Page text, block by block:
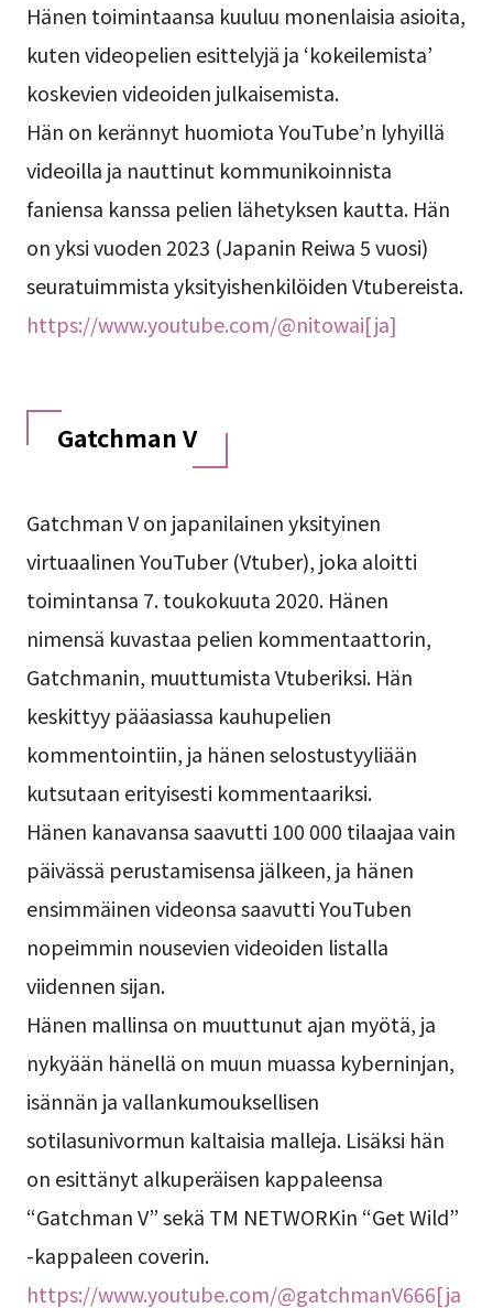
Hänen toimintaansa kuuluu monenlaisia asioita,
kuten videopelien esittelyjä ja ‘kokeilemista’
koskevien videoiden julkaisemista.
Hän on kerännyt huomiota YouTube’n lyhyillä
videoilla ja nauttinut kommunikoinnista
faniensa kanssa pelien lähetyksen kautta. Hän
on yksi vuoden 2023 (Japanin Reiwa 5 vuosi)
seuratuimmista yksityishenkilöiden Vtubereista.
https://www.youtube.com/@nitowai[ja]
Gatchman V
Gatchman V on japanilainen yksityinen
virtuaalinen YouTuber (Vtuber), joka aloitti
toimintansa 7. toukokuuta 2020. Hänen
nimensä kuvastaa pelien kommentaattorin,
Gatchmanin, muuttumista Vtuberiksi. Hän
keskittyy pääasiassa kauhupelien
kommentointiin, ja hänen selostustyyliään
kutsutaan erityisesti kommentaariksi.
Hänen kanavansa saavutti 100 000 tilaajaa vain
päivässä perustamisensa jälkeen, ja hänen
ensimmäinen videonsa saavutti YouTuben
nopeimmin nousevien videoiden listalla
viidennen sijan.
Hänen mallinsa on muuttunut ajan myötä, ja
nykyään hänellä on muun muassa kyberninjan,
isännän ja vallankumouksellisen
sotilasunivormun kaltaisia malleja. Lisäksi hän
on esittänyt alkuperäisen kappaleensa
“Gatchman V” sekä TM NETWORKin “Get Wild”
-kappaleen coverin.
https://www.youtube.com/@gatchmanV666[ja